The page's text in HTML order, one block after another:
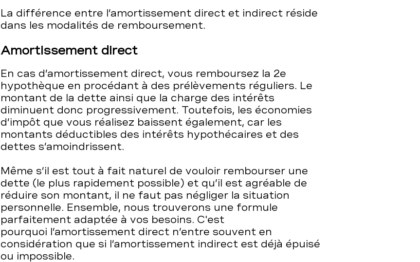
La différence entre l’amortissement direct et indirect réside
dans les modalités de remboursement.
Amortissement direct
En cas d’amortissement direct, vous remboursez la 2e
hypothèque en procédant à des prélèvements réguliers. Le
montant de la dette ainsi que la charge des intérêts
diminuent donc progressivement. Toutefois, les économies
d’impôt que vous réalisez baissent également, car les
montants déductibles des intérêts hypothécaires et des
dettes s’amoindrissent.
Même s’il est tout à fait naturel de vouloir rembourser une
dette (le plus rapidement possible) et qu’il est agréable de
réduire son montant, il ne faut pas négliger la situation
personnelle. Ensemble, nous trouverons une formule
parfaitement adaptée à vos besoins. C'est
pourquoi l’amortissement direct n’entre souvent en
considération que si l’amortissement indirect est déjà épuisé
ou impossible.